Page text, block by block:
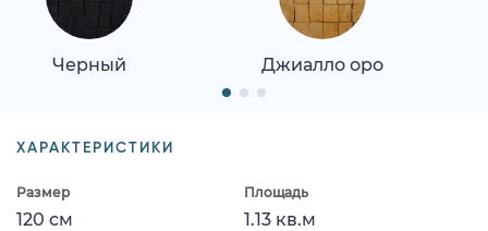
Черный Джиалло оро
ХАРАКТЕРИСТИКИ
Размер
120 см
Площадь
1.13 кв.м